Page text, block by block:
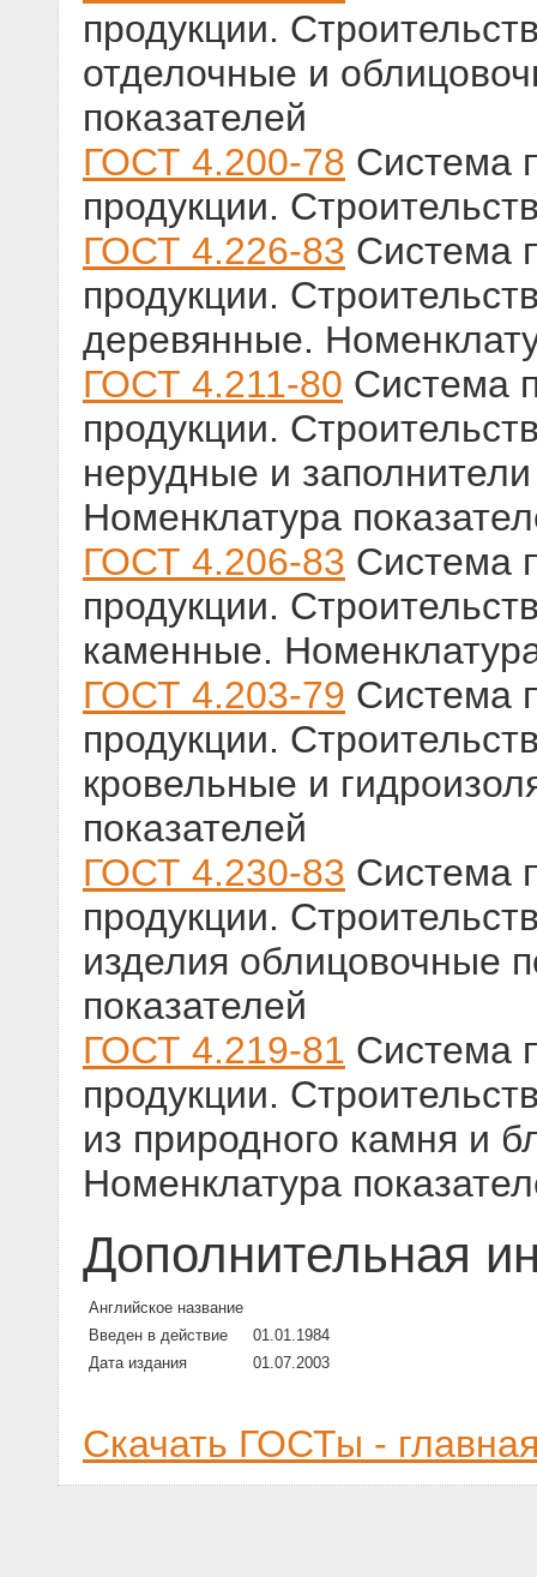
продукции.
отделочные и
показателей
ГОСТ 4.200-78 Система
продукции.
ГОСТ 4.226-83 Система
продукции.
деревянные.
ГОСТ 4.211-80 Система
продукции.
нерудные и
Номенклатура
ГОСТ 4.206-83 Система
продукции.
каменные.
ГОСТ 4.203-79 Система
продукции.
кровельные и
показателей
ГОСТ 4.230-83 Система
продукции.
изделия облицовочные
показателей
ГОСТ 4.219-81 Система
продукции.
из природного камня и
Номенклатура
Дополнительная
Английское название
Введен в действие
01.01.1984
Дата издания
01.07.2003
Скачать ГОСТы -